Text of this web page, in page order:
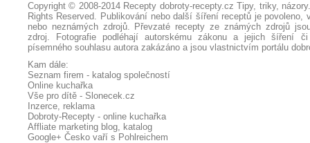
Copyright © 2008-2014 Recepty dobroty-recepty.cz Tipy, triky,
Rights Reserved. Publikování nebo další šíření receptů je povoleno,
nebo neznámých zdrojů. Převzaté recepty ze známých zdrojů
zdroj. Fotografie podléhají autorskému zákonu a jejich šíření
písemného souhlasu autora zakázáno a jsou vlastnictvím portálu
Kam dále:
Seznam firem - katalog společností
Online kuchařka
Vše pro dítě - Slonecek.cz
Inzerce, reklama
Dobroty-Recepty - online kuchařka
Affliate marketing blog, katalog
Google+ Česko vaří s Pohlreichem